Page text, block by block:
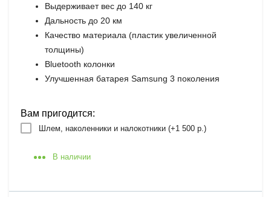
Выдерживает вес до 140 кг
Дальность до 20 км
Качество материала (пластик увеличенной
толщины)
Bluetooth колонки
Улучшенная батарея Samsung 3 поколения
Вам пригодится:
Шлем, наколенники и налокотники (+1 500 р.)
В наличии